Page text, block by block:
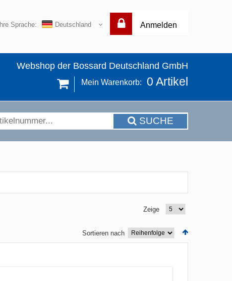
Anmelden
Ihre Sprache: Deutschland
Webshop der Bossard Deutschland GmbH
Mein Warenkorb: 0 Artikel
SUCHE
Zeige
Sortieren nach